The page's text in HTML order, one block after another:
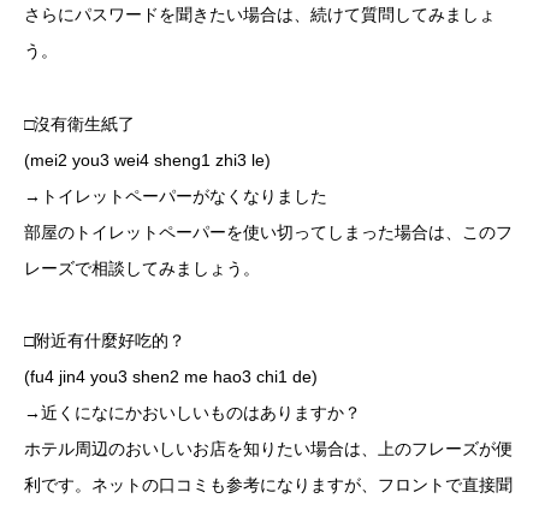
さらにパスワードを聞きたい場合は、続けて質問してみましょ
う。
□沒有衛生紙了
(mei2 you3 wei4 sheng1 zhi3 le)
→トイレットペーパーがなくなりました
部屋のトイレットペーパーを使い切ってしまった場合は、このフ
レーズで相談してみましょう。
□附近有什麼好吃的？
(fu4 jin4 you3 shen2 me hao3 chi1 de)
→近くになにかおいしいものはありますか？
ホテル周辺のおいしいお店を知りたい場合は、上のフレーズが便
利です。ネットの口コミも参考になりますが、フロントで直接聞